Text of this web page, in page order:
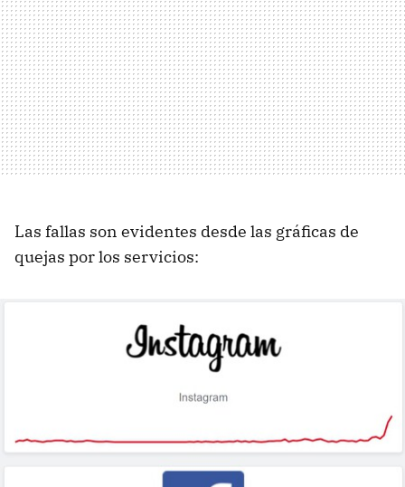
Las fallas son evidentes desde las gráficas de
quejas por los servicios: